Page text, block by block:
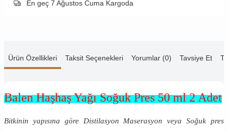
En geç 7 Ağustos Cuma Kargoda
Ürün Özellikleri Taksit Seçenekleri Yorumlar (0) Tavsiye Et
Balen Haşhaş Yağı Soğuk Pres 50 ml 2 Adet
Bitkinin yapısına göre Distilasyon Maserasyon veya Soğuk pres